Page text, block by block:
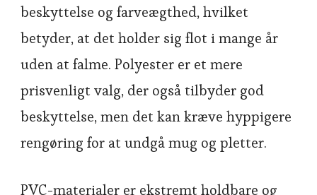
beskyttelse og farveægthed, hvilket
betyder, at det holder sig flot i mange år
uden at falme. Polyester er et mere
prisvenligt valg, der også tilbyder god
beskyttelse, men det kan kræve hyppigere
rengøring for at undgå mug og pletter.
PVC-materialer er ekstremt holdbare og